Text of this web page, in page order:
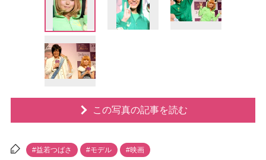
この写真の記事を読む
#益若つばさ #モデル #映画